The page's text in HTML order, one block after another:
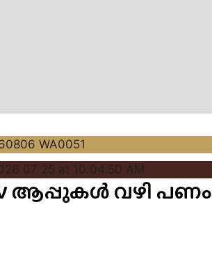
ആപ്പുകൾ വഴി പണം